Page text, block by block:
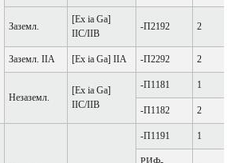
Заземл.
[Ex ia Ga]
IIC/IIB
-П2192 2
Заземл. IIA [Ex ia Ga] IIA -П2292 2
Незаземл.
[Ex ia Ga]
IIC/IIB
-П1181 1
-П1182 2
-П1191 1